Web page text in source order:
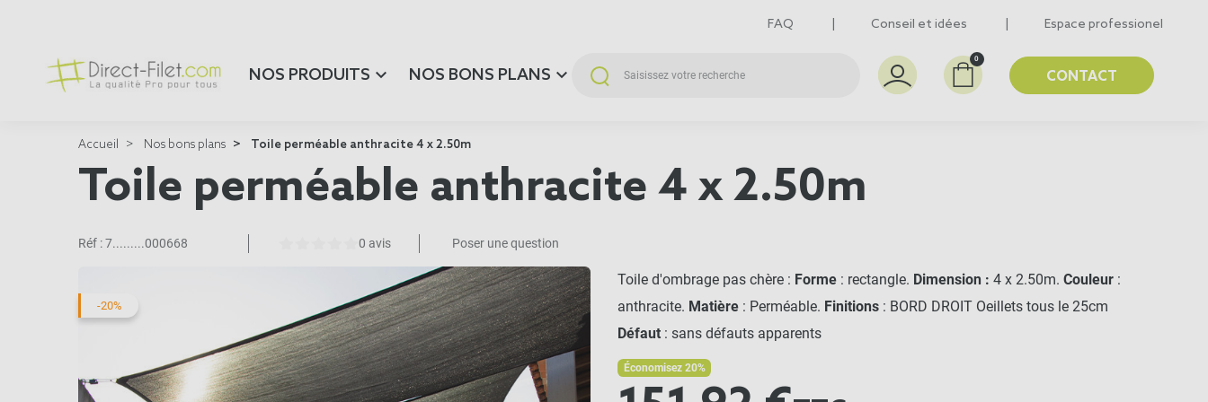
FAQ Conseil et idées Espace professionel
0
CONTACT
NOS PRODUITS NOS BONS PLANS
Accueil Nos bons plans Toile perméable anthracite 4 x 2.50m
Toile perméable anthracite 4 x 2.50m
Réf :7.........000668 0 avis Poser une question
-20%
Toile d'ombrage pas chère : Forme : rectangle. Dimension : 4 x 2.50m. Couleur :
anthracite. Matière : Perméable. Finitions : BORD DROIT Oeillets tous le 25cm
Défaut : sans défauts apparents
Économisez 20%